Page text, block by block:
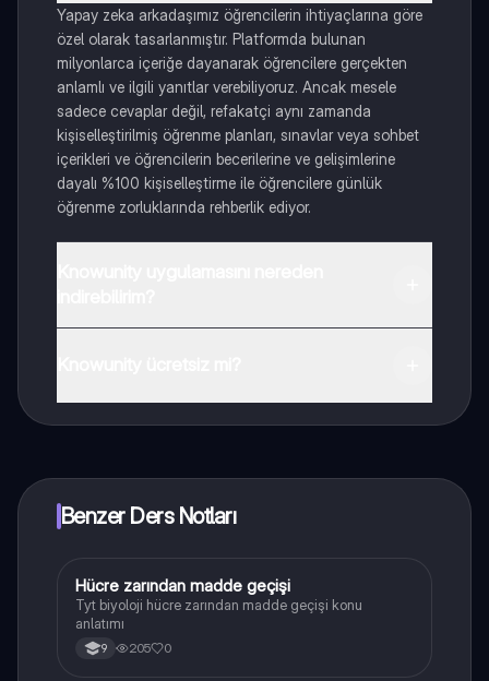
Yapay zeka arkadaşımız öğrencilerin ihtiyaçlarına göre
özel olarak tasarlanmıştır. Platformda bulunan
milyonlarca içeriğe dayanarak öğrencilere gerçekten
anlamlı ve ilgili yanıtlar verebiliyoruz. Ancak mesele
sadece cevaplar değil, refakatçi aynı zamanda
kişiselleştirilmiş öğrenme planları, sınavlar veya sohbet
içerikleri ve öğrencilerin becerilerine ve gelişimlerine
dayalı %100 kişiselleştirme ile öğrencilere günlük
öğrenme zorluklarında rehberlik ediyor.
Benzer Ders Notları
Biyoloji
Hücre zarından madde geçişi
Tyt biyoloji hücre zarından madde geçişi konu
anlatımı
9 205 0